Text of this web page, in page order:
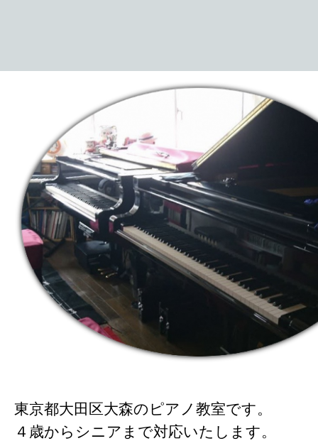
東京都大田区大森のピアノ教室です。
４歳からシニアまで対応いたします。